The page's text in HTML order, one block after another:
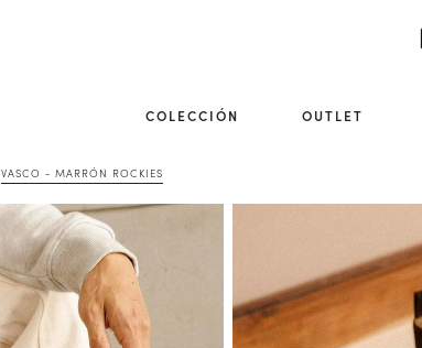
COLECCIÓN OUTLET
VASCO - MARRÓN ROCKIES